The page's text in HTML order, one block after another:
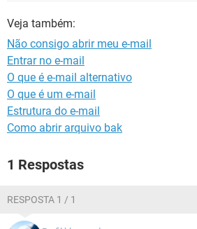
Veja também:
Não consigo abrir meu e-mail
Entrar no e-mail
O que é e-mail alternativo
O que é um e-mail
Estrutura do e-mail
Como abrir arquivo bak
1 Respostas
RESPOSTA 1 / 1